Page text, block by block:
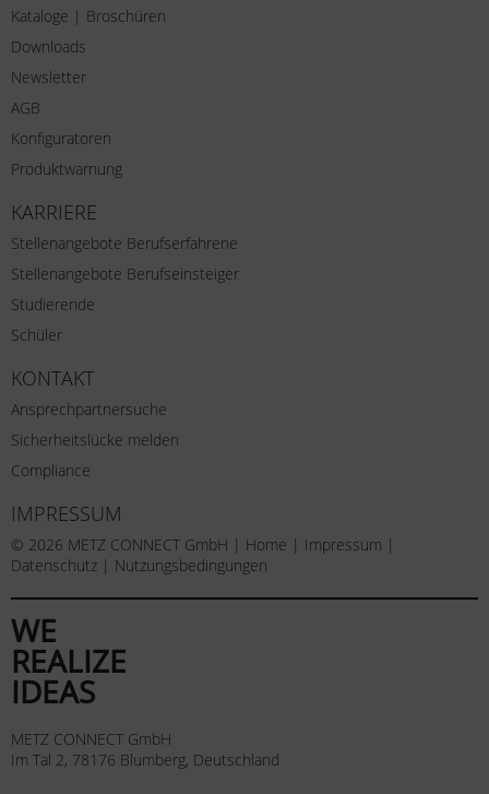
Kataloge | Broschüren
Downloads
Newsletter
AGB
Konfiguratoren
Produktwarnung
KARRIERE
Stellenangebote Berufserfahrene
Stellenangebote Berufseinsteiger
Studierende
Schüler
KONTAKT
Ansprechpartnersuche
Sicherheitslücke melden
Compliance
IMPRESSUM
© 2026 METZ CONNECT GmbH | Home | Impressum |
Datenschutz | Nutzungsbedingungen
WE
REALIZE
IDEAS
METZ CONNECT GmbH
Im Tal 2, 78176 Blumberg, Deutschland